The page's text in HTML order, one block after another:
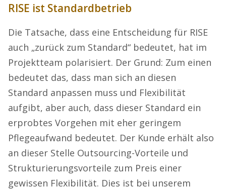
RISE ist Standardbetrieb
Die Tatsache, dass eine Entscheidung für RISE
auch „zurück zum Standard“ bedeutet, hat im
Projektteam polarisiert. Der Grund: Zum einen
bedeutet das, dass man sich an diesen
Standard anpassen muss und Flexibilität
aufgibt, aber auch, dass dieser Standard ein
erprobtes Vorgehen mit eher geringem
Pflegeaufwand bedeutet. Der Kunde erhält also
an dieser Stelle Outsourcing-Vorteile und
Strukturierungsvorteile zum Preis einer
gewissen Flexibilität. Dies ist bei unserem